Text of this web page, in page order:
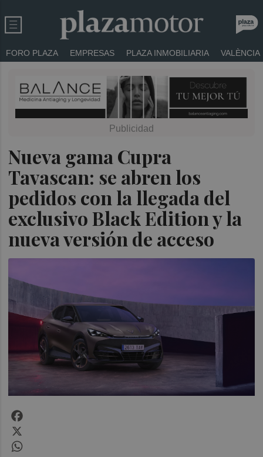
FORO PLAZA EMPRESAS PLAZA INMOBILIARIA VALÈNCIA
Nueva gama Cupra
Tavascan: se abren los
pedidos con la llegada del
exclusivo Black Edition y la
nueva versión de acceso